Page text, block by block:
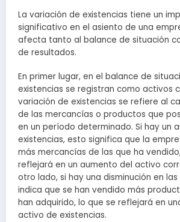
La variación de existencias tiene un
significativo en el asiento de una
afecta tanto al balance de situación
de resultados.
En primer lugar, en el balance de
existencias se registran como activos
variación de existencias se refiere al
de las mercancías o productos que
en un período determinado. Si hay un
existencias, esto significa que la
más mercancías de las que ha
reflejará en un aumento del activo
otro lado, si hay una disminución en
indica que se han vendido más
han adquirido, lo que se reflejará en
activo de existencias.